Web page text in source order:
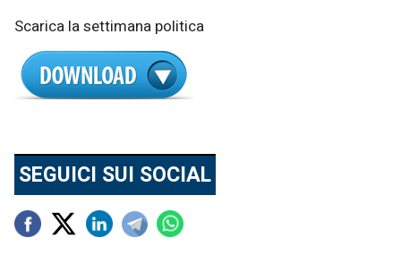
Scarica la settimana politica
SEGUICI SUI SOCIAL